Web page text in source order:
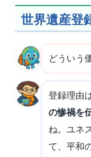
世界遺産登
どういう
登録理由
の惨禍を
ね。ユネ
て、平和